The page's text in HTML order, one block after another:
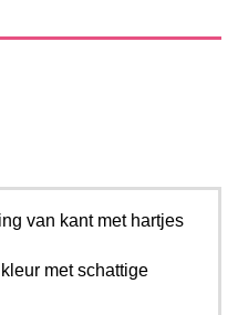
van kant met hartjes
met schattige